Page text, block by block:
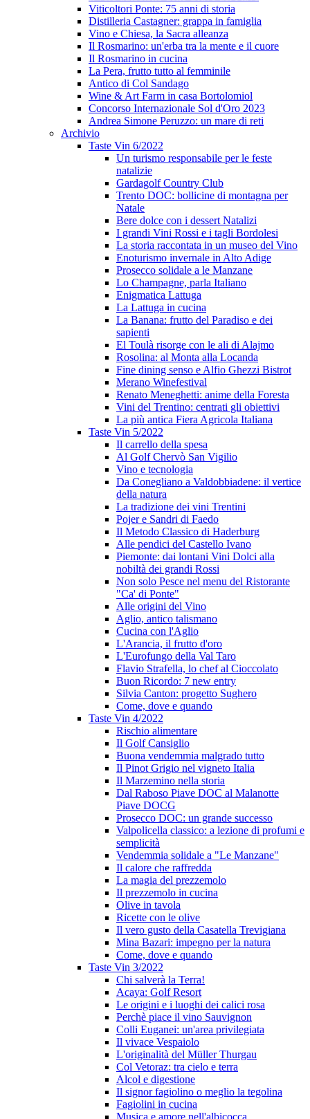
Viticoltori Ponte: 75 anni di storia
Distilleria Castagner: grappa in famiglia
Vino e Chiesa, la Sacra alleanza
Il Rosmarino: un'erba tra la mente e il cuore
Il Rosmarino in cucina
La Pera, frutto tutto al femminile
Antico di Col Sandago
Wine & Art Farm in casa Bortolomiol
Concorso Internazionale Sol d'Oro 2023
Andrea Simone Peruzzo: un mare di reti
Archivio
Taste Vin 6/2022
Un turismo responsabile per le feste
natalizie
Gardagolf Country Club
Trento DOC: bollicine di montagna per
Natale
Bere dolce con i dessert Natalizi
I grandi Vini Rossi e i tagli Bordolesi
La storia raccontata in un museo del Vino
Enoturismo invernale in Alto Adige
Prosecco solidale a le Manzane
Lo Champagne, parla Italiano
Enigmatica Lattuga
La Lattuga in cucina
La Banana: frutto del Paradiso e dei
sapienti
El Toulà risorge con le ali di Alajmo
Rosolina: al Monta alla Locanda
Fine dining senso e Alfio Ghezzi Bistrot
Merano Winefestival
Renato Meneghetti: anime della Foresta
Vini del Trentino: centrati gli obiettivi
La più antica Fiera Agricola Italiana
Taste Vin 5/2022
Il carrello della spesa
Al Golf Chervò San Vigilio
Vino e tecnologia
Da Conegliano a Valdobbiadene: il vertice
della natura
La tradizione dei vini Trentini
Pojer e Sandri di Faedo
Il Metodo Classico di Haderburg
Alle pendici del Castello Ivano
Piemonte: dai lontani Vini Dolci alla
nobiltà dei grandi Rossi
Non solo Pesce nel menu del Ristorante
"Ca' di Ponte"
Alle origini del Vino
Aglio, antico talismano
Cucina con l'Aglio
L'Arancia, il frutto d'oro
L'Eurofungo della Val Taro
Flavio Strafella, lo chef al Cioccolato
Buon Ricordo: 7 new entry
Silvia Canton: progetto Sughero
Come, dove e quando
Taste Vin 4/2022
Rischio alimentare
Il Golf Cansiglio
Buona vendemmia malgrado tutto
Il Pinot Grigio nel vigneto Italia
Il Marzemino nella storia
Dal Raboso Piave DOC al Malanotte
Piave DOCG
Prosecco DOC: un grande successo
Valpolicella classico: a lezione di profumi e
semplicità
Vendemmia solidale a "Le Manzane"
Il calore che raffredda
La magia del prezzemolo
Il prezzemolo in cucina
Olive in tavola
Ricette con le olive
Il vero gusto della Casatella Trevigiana
Mina Bazari: impegno per la natura
Come, dove e quando
Taste Vin 3/2022
Chi salverà la Terra!
Acaya: Golf Resort
Le origini e i luoghi dei calici rosa
Perchè piace il vino Sauvignon
Colli Euganei: un'area privilegiata
Il vivace Vespaiolo
L'originalità del Müller Thurgau
Col Vetoraz: tra cielo e terra
Alcol e digestione
Il signor fagiolino o meglio la tegolina
Fagiolini in cucina
Musica e amore nell'albicocca